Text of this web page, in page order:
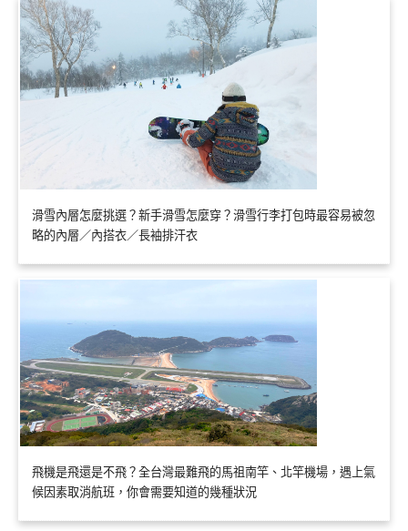
滑雪內層怎麼挑選？新手滑雪怎麼穿？滑雪行李打包時最容易被忽
略的內層／內搭衣／長袖排汗衣
飛機是飛還是不飛？全台灣最難飛的馬祖南竿、北竿機場，遇上氣
候因素取消航班，你會需要知道的幾種狀況